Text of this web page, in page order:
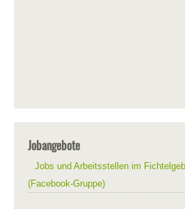
Jobangebote
Jobs und Arbeitsstellen im
(Facebook-Gruppe)